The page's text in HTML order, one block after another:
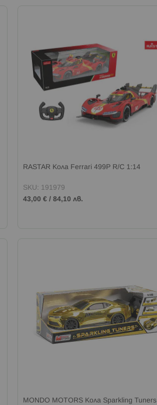
RASTAR Кола Ferrari 499P R/C 1:14
SKU: 191979
43,00 € /84,10 лв.
MONDO MOTORS Кола Sparkling Tuners